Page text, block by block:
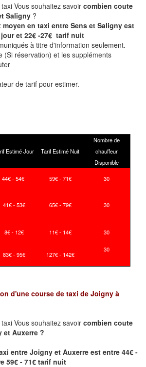
Vous souhaitez savoir combien coute
Saligny ?
moyen en taxi entre Sens et Saligny est
et 22€ -27€ tarif nuit
à titre d'information seulement.
(Si réservation) et les suppléments
de tarif pour estimer.
Estimé Jour Tarif Estimé Nuit
Nombre de
chauffeur
Disponible
44€ - 54€ 59€ - 71€ 30
41€ - 53€ 65€ - 79€ 30
8€ - 12€ 11€ - 14€ 30
83€ - 95€ 127€ - 142€
30
d'une course de taxi de Joigny à
Vous souhaitez savoir combien coute
et Auxerre ?
entre Joigny et Auxerre est entre 44€ -
59€ - 71€ tarif nuit